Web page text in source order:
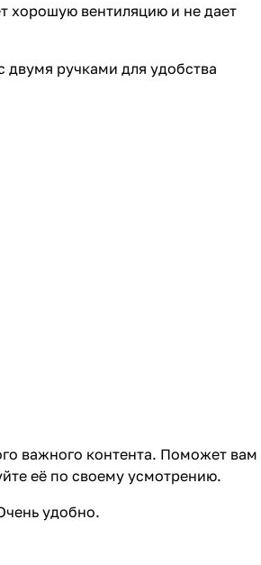
хорошую вентиляцию и не дает
двумя ручками для удобства
важного контента. Поможет вам
её по своему усмотрению.
удобно.